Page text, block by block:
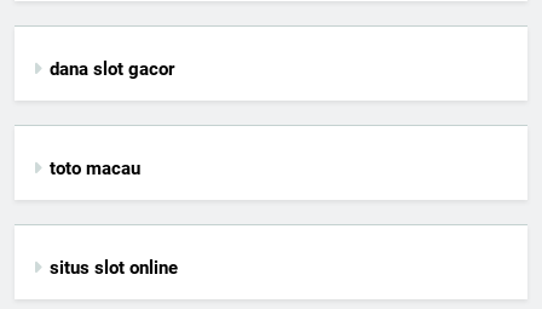
dana slot gacor
toto macau
situs slot online